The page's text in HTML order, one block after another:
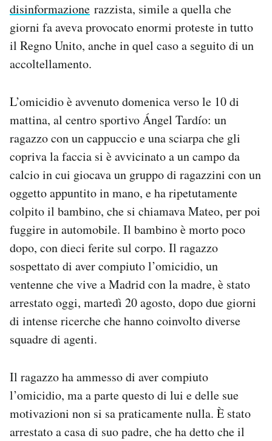
disinformazione razzista, simile a quella che
giorni fa aveva provocato enormi proteste in tutto
il Regno Unito, anche in quel caso a seguito di un
accoltellamento.
L’omicidio è avvenuto domenica verso le 10 di
mattina, al centro sportivo Ángel Tardío: un
ragazzo con un cappuccio e una sciarpa che gli
copriva la faccia si è avvicinato a un campo da
calcio in cui giocava un gruppo di ragazzini con un
oggetto appuntito in mano, e ha ripetutamente
colpito il bambino, che si chiamava Mateo, per poi
fuggire in automobile. Il bambino è morto poco
dopo, con dieci ferite sul corpo. Il ragazzo
sospettato di aver compiuto l’omicidio, un
ventenne che vive a Madrid con la madre, è stato
arrestato oggi, martedì 20 agosto, dopo due giorni
di intense ricerche che hanno coinvolto diverse
squadre di agenti.
Il ragazzo ha ammesso di aver compiuto
l’omicidio, ma a parte questo di lui e delle sue
motivazioni non si sa praticamente nulla. È stato
arrestato a casa di suo padre, che ha detto che il